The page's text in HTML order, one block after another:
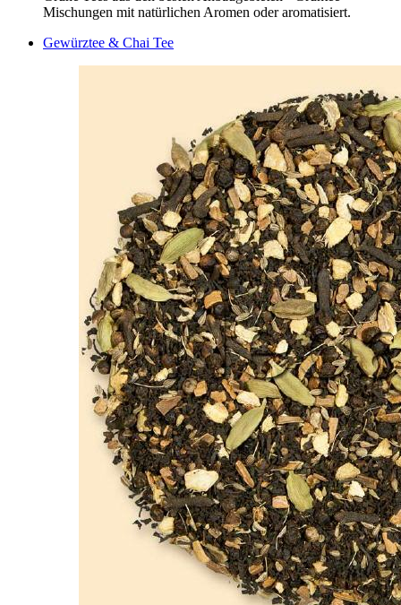
Mischungen mit natürlichen Aromen oder aromatisiert.
Gewürztee & Chai Tee